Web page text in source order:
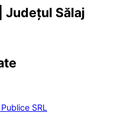
Județul Sălaj
SRL